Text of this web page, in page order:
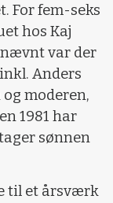
For fem-seks
hos Kaj
nævnt var der
Anders
moderen,
1981 har
sønnen
til et årsværk